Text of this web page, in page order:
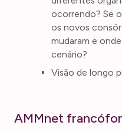
ocorrendo? Se
os novos
mudaram e
cenário?
Visão de longo
AMMnet